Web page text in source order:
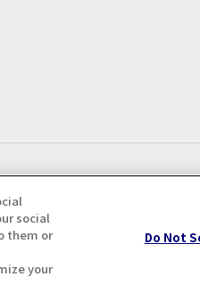
プライバシー・クッキーポリシ
social
them or
your
Do Not